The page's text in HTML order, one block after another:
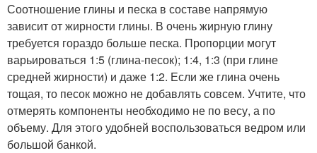
Соотношение глины и песка в составе напрямую
зависит от жирности глины. В очень жирную глину
требуется гораздо больше песка. Пропорции могут
варьироваться 1:5 (глина-песок); 1:4, 1:3 (при глине
средней жирности) и даже 1:2. Если же глина очень
тощая, то песок можно не добавлять совсем. Учтите, что
отмерять компоненты необходимо не по весу, а по
объему. Для этого удобней воспользоваться ведром или
большой банкой.